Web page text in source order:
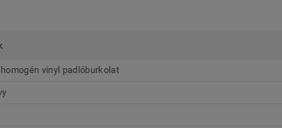
vinyl padlóburkolat